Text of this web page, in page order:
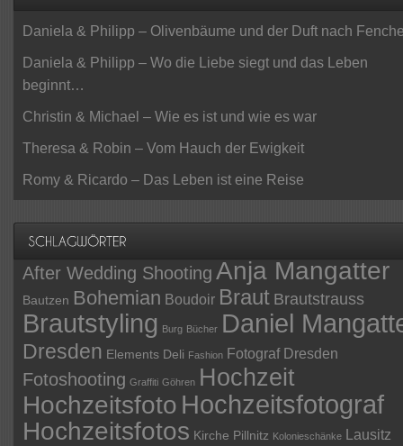
Daniela & Philipp – Olivenbäume und der Duft nach
Daniela & Philipp – Wo die Liebe siegt und das Leben
beginnt…
Christin & Michael – Wie es ist und wie es war
Theresa & Robin – Vom Hauch der Ewigkeit
Romy & Ricardo – Das Leben ist eine Reise
After Wedding Shooting Anja Mangatter
Bautzen Bohemian Boudoir Braut Brautstrauss
Brautstyling Burg Bücher Daniel
Dresden Elements Deli Fashion Fotograf Dresden
Fotoshooting Graffiti Göhren Hochzeit
Hochzeitsfoto Hochzeitsfotograf
Hochzeitsfotos Kirche Pillnitz Kolonieschänke Lausitz